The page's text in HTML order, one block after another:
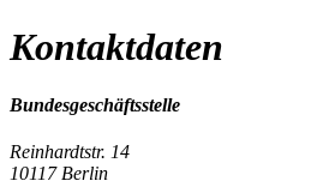
Kontaktdaten
Bundesgeschäftsstelle
Reinhardtstr. 14
10117 Berlin